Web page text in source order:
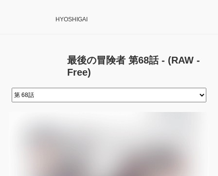
HYOSHIGAI
最後の冒険者 第68話 - (RAW -
Free)